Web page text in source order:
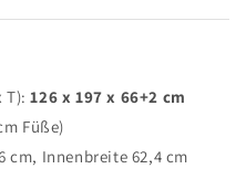
T):126 x 197 x 66+2 cm
Füße)
cm, Innenbreite 62,4 cm